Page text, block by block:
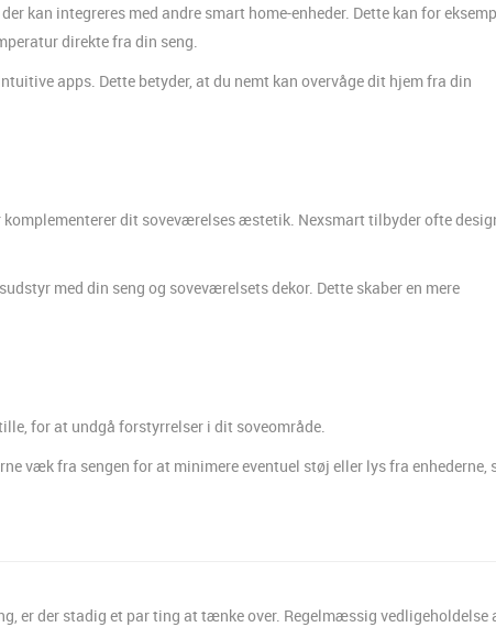
kan integreres med andre smart home-enheder. Dette kan for
direkte fra din seng.
apps. Dette betyder, at du nemt kan overvåge dit hjem fra din
dit soveværelses æstetik. Nexsmart tilbyder ofte
med din seng og soveværelsets dekor. Dette skaber en mere
for at undgå forstyrrelser i dit soveområde.
væk fra sengen for at minimere eventuel støj eller lys fra enhederne,
er der stadig et par ting at tænke over. Regelmæssig vedligeholdelse